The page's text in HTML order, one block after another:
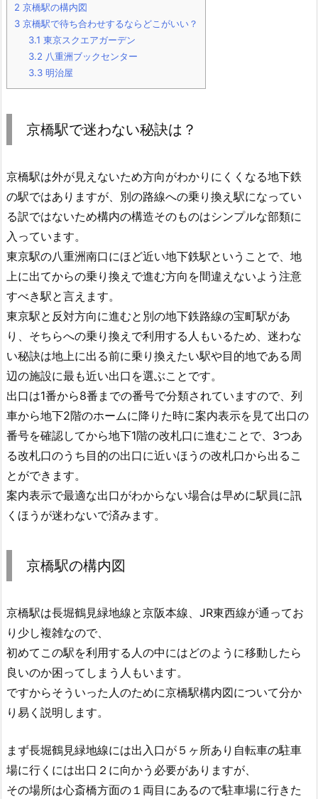
2 京橋駅の構内図
3 京橋駅で待ち合わせするならどこがいい？
3.1 東京スクエアガーデン
3.2 八重洲ブックセンター
3.3明治屋
京橋駅で迷わない秘訣は？
京橋駅は外が見えないため方向がわかりにくくなる地下鉄
の駅ではありますが、別の路線への乗り換え駅になってい
る訳ではないため構内の構造そのものはシンプルな部類に
入っています。
東京駅の八重洲南口にほど近い地下鉄駅ということで、地
上に出てからの乗り換えで進む方向を間違えないよう注意
すべき駅と言えます。
東京駅と反対方向に進むと別の地下鉄路線の宝町駅があ
り、そちらへの乗り換えで利用する人もいるため、迷わな
い秘訣は地上に出る前に乗り換えたい駅や目的地である周
辺の施設に最も近い出口を選ぶことです。
出口は1番から8番までの番号で分類されていますので、列
車から地下2階のホームに降りた時に案内表示を見て出口の
番号を確認してから地下1階の改札口に進むことで、3つあ
る改札口のうち目的の出口に近いほうの改札口から出るこ
とができます。
案内表示で最適な出口がわからない場合は早めに駅員に訊
くほうが迷わないで済みます。
京橋駅の構内図
京橋駅は長堀鶴見緑地線と京阪本線、JR東西線が通ってお
り少し複雑なので、
初めてこの駅を利用する人の中にはどのように移動したら
良いのか困ってしまう人もいます。
ですからそういった人のために京橋駅構内図について分か
り易く説明します。
まず長堀鶴見緑地線には出入口が５ヶ所あり自転車の駐車
場に行くには出口２に向かう必要がありますが、
その場所は心斎橋方面の１両目にあるので駐車場に行きた